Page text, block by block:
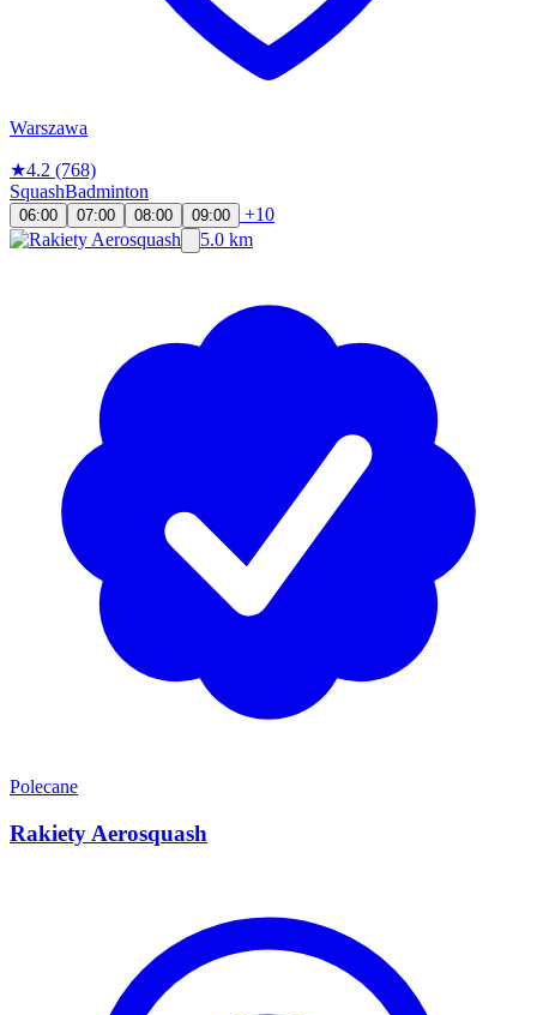
Warszawa
★4.2 (768)
SquashBadminton
06:00 07:00 08:00 09:00
+10
5.0 km
Polecane
Rakiety Aerosquash